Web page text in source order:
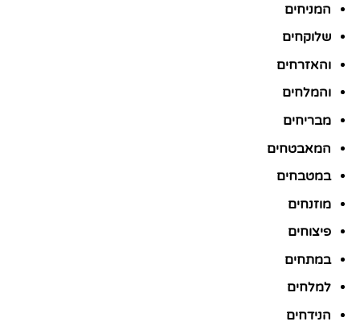
המניחים
שלוקחים
והאזרחים
והמלחים
מבריחים
המאבטחים
במטבחים
מוזנחים
פיצוחים
במתחים
למלחים
הנידחים